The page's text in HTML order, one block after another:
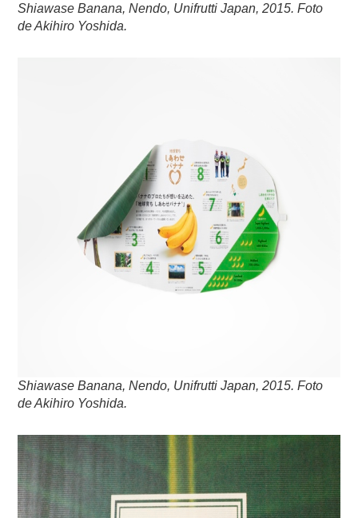
Shiawase Banana, Nendo, Unifrutti Japan, 2015. Foto
de Akihiro Yoshida.
Shiawase Banana, Nendo, Unifrutti Japan, 2015. Foto
de Akihiro Yoshida.